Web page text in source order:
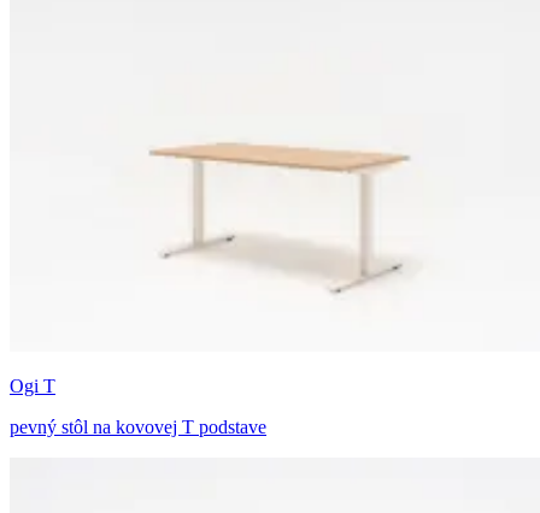
Ogi T
pevný stôl na kovovej T podstave